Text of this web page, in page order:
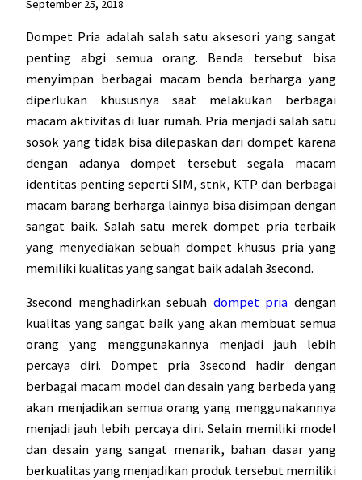
September 25, 2018
Dompet Pria adalah salah satu aksesori yang sangat
penting abgi semua orang. Benda tersebut bisa
menyimpan berbagai macam benda berharga yang
diperlukan khususnya saat melakukan berbagai
macam aktivitas di luar rumah. Pria menjadi salah satu
sosok yang tidak bisa dilepaskan dari dompet karena
dengan adanya dompet tersebut segala macam
identitas penting seperti SIM, stnk, KTP dan berbagai
macam barang berharga lainnya bisa disimpan dengan
sangat baik. Salah satu merek dompet pria terbaik
yang menyediakan sebuah dompet khusus pria yang
memiliki kualitas yang sangat baik adalah 3second.
3second menghadirkan sebuah dompet pria dengan
kualitas yang sangat baik yang akan membuat semua
orang yang menggunakannya menjadi jauh lebih
percaya diri. Dompet pria 3second hadir dengan
berbagai macam model dan desain yang berbeda yang
akan menjadikan semua orang yang menggunakannya
menjadi jauh lebih percaya diri. Selain memiliki model
dan desain yang sangat menarik, bahan dasar yang
berkualitas yang menjadikan produk tersebut memiliki